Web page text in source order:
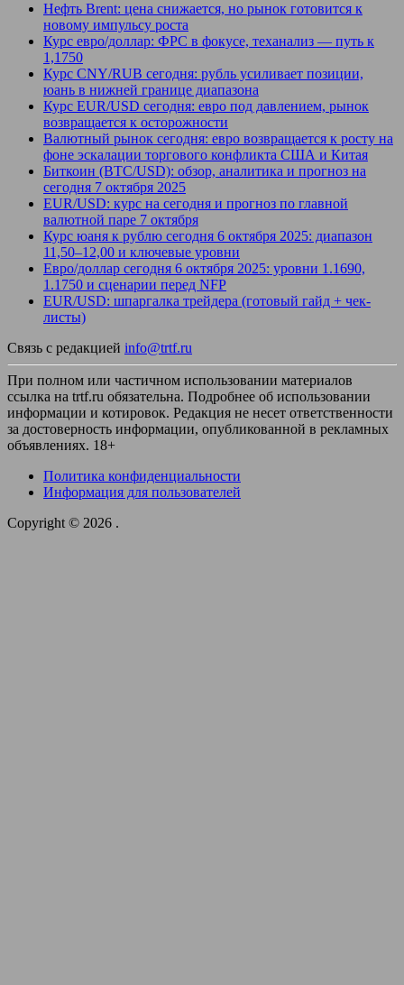
Нефть Brent: цена снижается, но рынок готовится к
новому импульсу роста
Курс евро/доллар: ФРС в фокусе, теханализ — путь к
1,1750
Курс CNY/RUB сегодня: рубль усиливает позиции,
юань в нижней границе диапазона
Курс EUR/USD сегодня: евро под давлением, рынок
возвращается к осторожности
Валютный рынок сегодня: евро возвращается к росту на
фоне эскалации торгового конфликта США и Китая
Биткоин (BTC/USD): обзор, аналитика и прогноз на
сегодня 7 октября 2025
EUR/USD: курс на сегодня и прогноз по главной
валютной паре 7 октября
Курс юаня к рублю сегодня 6 октября 2025: диапазон
11,50–12,00 и ключевые уровни
Евро/доллар сегодня 6 октября 2025: уровни 1.1690,
1.1750 и сценарии перед NFP
EUR/USD: шпаргалка трейдера (готовый гайд + чек-
листы)
Связь с редакцией info@trtf.ru
При полном или частичном использовании материалов
ссылка на trtf.ru обязательна. Подробнее об использовании
информации и котировок. Редакция не несет ответственности
за достоверность информации, опубликованной в рекламных
объявлениях. 18+
Политика конфиденциальности
Информация для пользователей
Copyright © 2026 .